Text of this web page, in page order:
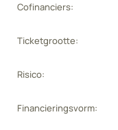
Cofinanciers:
Ticketgrootte:
Risico:
Financieringsvorm: